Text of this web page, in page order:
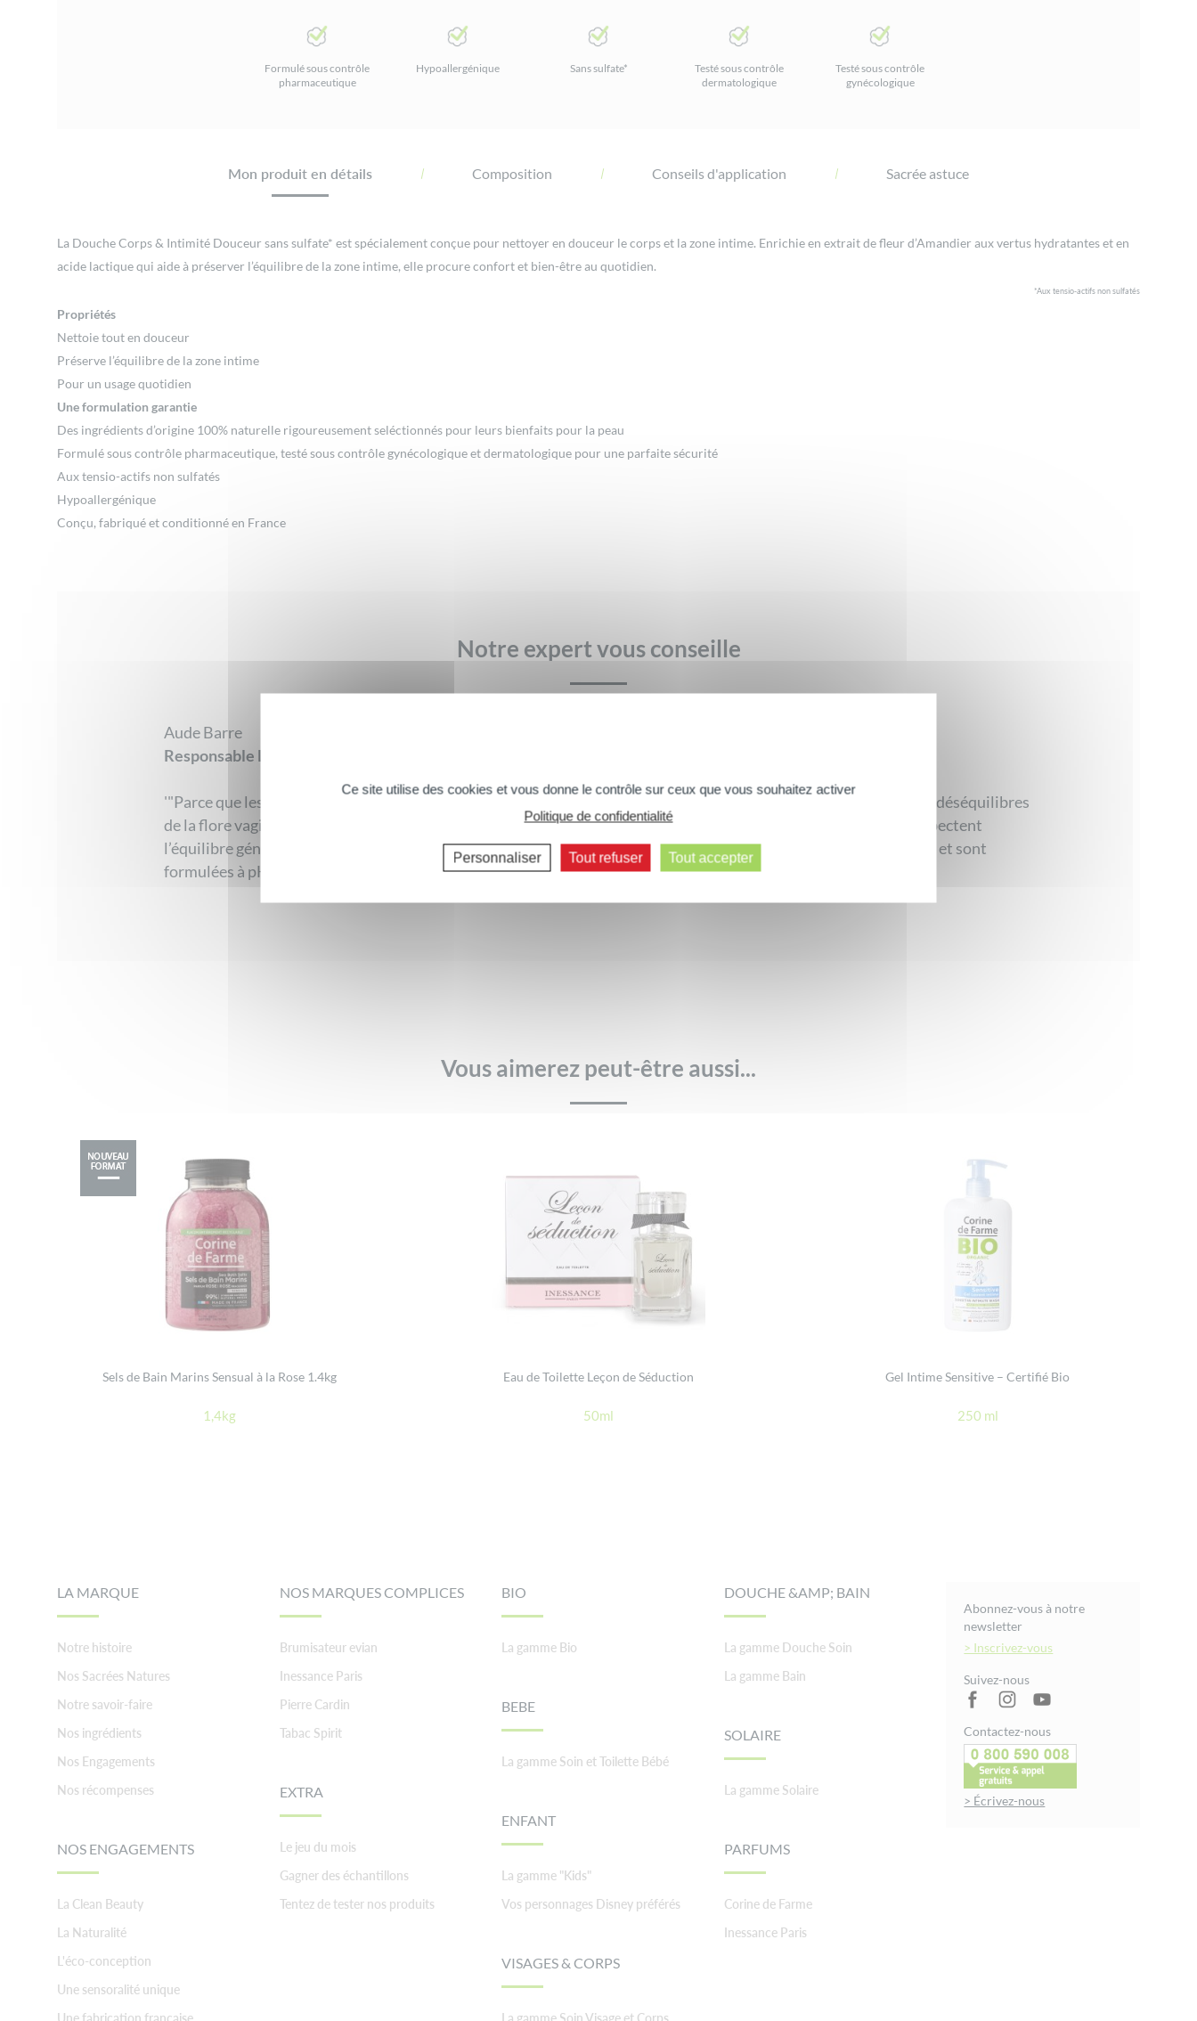
Formulé sous contrôle
pharmaceutique
Hypoallergénique Sans sulfate*
Testé sous contrôle
dermatologique
Testé sous contrôle
gynécologique
Mon produit en détails Composition Conseils d'application Sacrée astuce
La Douche Corps & Intimité Douceur sans sulfate* est spécialement conçue pour nettoyer en douceur le corps et la zone intime. Enrichie en extrait de fleur d’Amandier aux vertus hydratantes et en
acide lactique qui aide à préserver l’équilibre de la zone intime, elle procure confort et bien-être au quotidien.
*Aux tensio-actifs non sulfatés
Propriétés
Nettoie tout en douceur
Préserve l’équilibre de la zone intime
Pour un usage quotidien
Une formulation garantie
Des ingrédients d’origine 100% naturelle rigoureusement seléctionnés pour leurs bienfaits pour la peau
Formulé sous contrôle pharmaceutique, testé sous contrôle gynécologique et dermatologique pour une parfaite sécurité
Aux tensio-actifs non sulfatés
Hypoallergénique
Conçu, fabriqué et conditionné en France
Notre expert vous conseille
Aude Barre
Responsable Laboratoire
'"Parce que les savons et les gels douches « classiques » sont souvent agressifs et qu’ils sont souvent à l’origine de déséquilibres
de la flore vaginale, il est nécessaire d’utiliser un produit adapté à la toilette intime. Ces formules spécifiques respectent
l’équilibre génital. Elles sont enrichies en acide lactique, actif naturellement présent au niveau de la flore vaginale et sont
formulées à pH 5 afin d’être proche du pH naturel de la zone intime."
Vous aimerez peut-être aussi...
Sels de Bain Marins Sensual à la Rose 1.4kg
1,4kg
Eau de Toilette Leçon de Séduction
50ml
Gel Intime Sensitive – Certifié Bio
250 ml
LA MARQUE
Notre histoire
Nos Sacrées Natures
Notre savoir-faire
Nos ingrédients
Nos Engagements
Nos récompenses
NOS ENGAGEMENTS
La Clean Beauty
La Naturalité
L'éco-conception
Une sensoralité unique
NOS MARQUES COMPLICES
Brumisateur evian
Inessance Paris
Pierre Cardin
Tabac Spirit
EXTRA
Le jeu du mois
Gagner des échantillons
Tentez de tester nos produits
BIO
La gamme Bio
BEBE
La gamme Soin et Toilette Bébé
ENFANT
La gamme "Kids"
Vos personnages Disney préférés
VISAGES & CORPS
DOUCHE &AMP; BAIN
La gamme Douche Soin
La gamme Bain
SOLAIRE
La gamme Solaire
PARFUMS
Corine de Farme
Inessance Paris
Abonnez-vous à notre
newsletter
> Inscrivez-vous
Suivez-nous
Contactez-nous
> Écrivez-nous
Ce site utilise des cookies et vous donne le contrôle sur ceux que vous souhaitez activer
Politique de confidentialité
Personnaliser Tout refuser Tout accepter